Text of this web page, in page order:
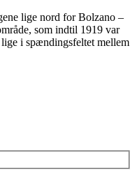
lige nord for Bolzano –
som indtil 1919 var
i spændingsfeltet mellem